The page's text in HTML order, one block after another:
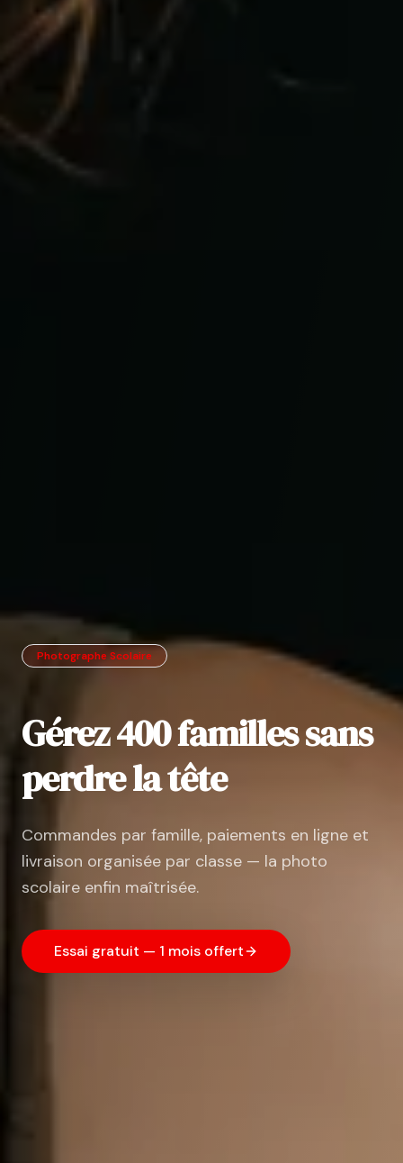
Photographe Scolaire
Gérez 400 familles sans
perdre la tête
Commandes par famille, paiements en ligne et
livraison organisée par classe — la photo
scolaire enfin maîtrisée.
Essai gratuit — 1 mois offert